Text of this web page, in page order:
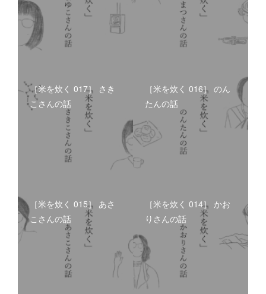
［米を炊く 017］ さき
こさんの話
［米を炊く 016］ のん
たんの話
［米を炊く 015］ あさ
こさんの話
［米を炊く 014］ かお
りさんの話